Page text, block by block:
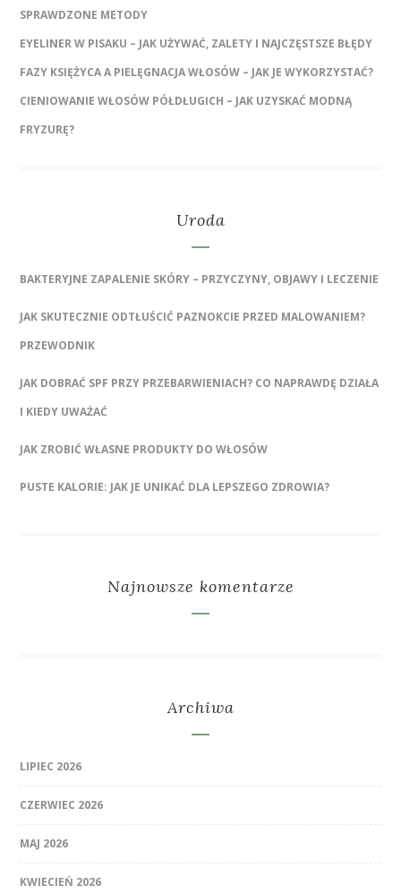
SPRAWDZONE METODY
EYELINER W PISAKU – JAK UŻYWAĆ, ZALETY I NAJCZĘSTSZE BŁĘDY
FAZY KSIĘŻYCA A PIELĘGNACJA WŁOSÓW – JAK JE WYKORZYSTAĆ?
CIENIOWANIE WŁOSÓW PÓŁDŁUGICH – JAK UZYSKAĆ MODNĄ
FRYZURĘ?
Uroda
BAKTERYJNE ZAPALENIE SKÓRY – PRZYCZYNY, OBJAWY I LECZENIE
JAK SKUTECZNIE ODTŁUŚCIĆ PAZNOKCIE PRZED MALOWANIEM?
PRZEWODNIK
JAK DOBRAĆ SPF PRZY PRZEBARWIENIACH? CO NAPRAWDĘ DZIAŁA
I KIEDY UWAŻAĆ
JAK ZROBIĆ WŁASNE PRODUKTY DO WŁOSÓW
PUSTE KALORIE: JAK JE UNIKAĆ DLA LEPSZEGO ZDROWIA?
Najnowsze komentarze
Archiwa
LIPIEC 2026
CZERWIEC 2026
MAJ 2026
KWIECIEŃ 2026